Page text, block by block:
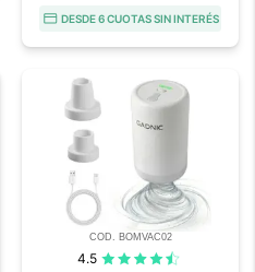
DESDE 6 CUOTAS SIN INTERÉS
COD. BOMVAC02
4.5